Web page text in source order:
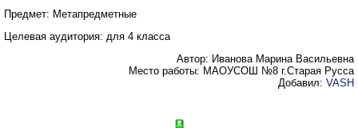
Предмет: Метапредметные
Целевая аудитория: для 4 класса
Автор: Иванова Марина Васильевна
Место работы: МАОУСОШ №8 г.Старая Русса
Добавил: VASH